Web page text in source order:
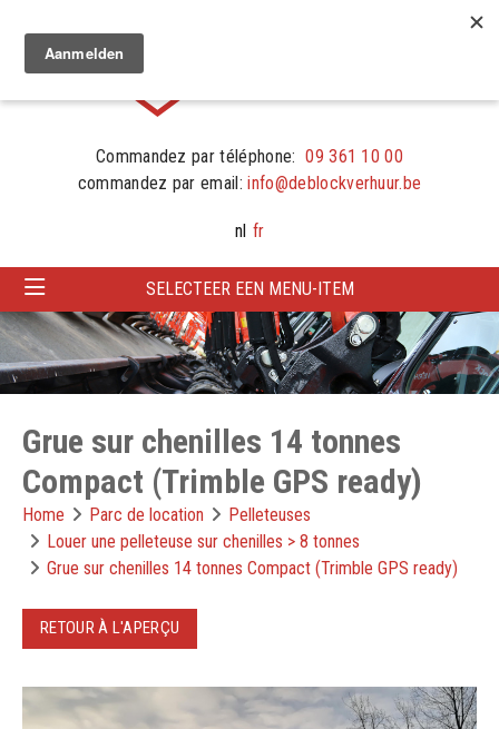
Commandez par téléphone: 09 361 10 00
commandez par email: info@deblockverhuur.be
nl fr
SELECTEER EEN MENU-ITEM
Grue sur chenilles 14 tonnes
Compact (Trimble GPS ready)
Home Parc de location
Pelleteuses
Louer une pelleteuse sur chenilles > 8 tonnes
Grue sur chenilles 14 tonnes Compact (Trimble GPS ready)
RETOUR À L'APERÇU